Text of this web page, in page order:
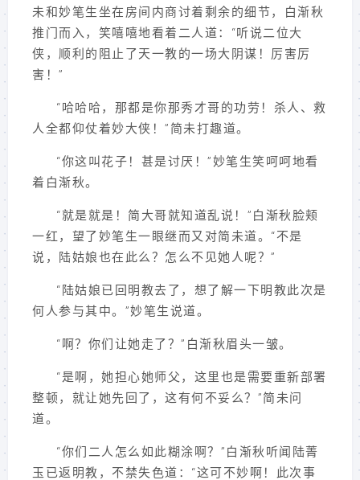
未和妙笔生坐在房间内商讨着剩余的细节，白渐秋
推门而入，笑嘻嘻地看着二人道：“听说二位大
侠，顺利的阻止了天一教的一场大阴谋！厉害厉
害！”
“哈哈哈，那都是你那秀才哥的功劳！杀人、救
人全都仰仗着妙大侠！”简未打趣道。
“你这叫花子！甚是讨厌！”妙笔生笑呵呵地看
着白渐秋。
“就是就是！简大哥就知道乱说！”白渐秋脸颊
一红，望了妙笔生一眼继而又对简未道。“不是
说，陆姑娘也在此么？怎么不见她人呢？”
“陆姑娘已回明教去了，想了解一下明教此次是
何人参与其中。”妙笔生说道。
“啊？你们让她走了？”白渐秋眉头一皱。
“是啊，她担心她师父，这里也是需要重新部署
整顿，就让她先回了，这有何不妥么？”简未问
道。
“你们二人怎么如此糊涂啊？”白渐秋听闻陆菁
玉已返明教，不禁失色道：“这可不妙啊！此次事